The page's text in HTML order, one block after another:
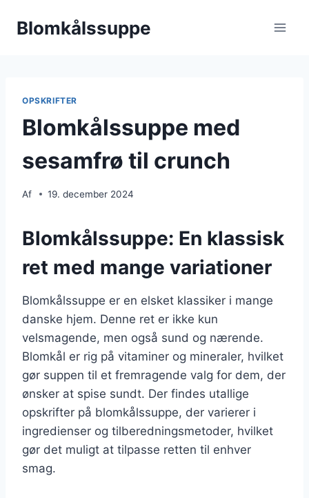
Blomkålssuppe
OPSKRIFTER
Blomkålssuppe med
sesamfrø til crunch
Af 19. december 2024
Blomkålssuppe: En klassisk
ret med mange variationer
Blomkålssuppe er en elsket klassiker i mange
danske hjem. Denne ret er ikke kun
velsmagende, men også sund og nærende.
Blomkål er rig på vitaminer og mineraler, hvilket
gør suppen til et fremragende valg for dem, der
ønsker at spise sundt. Der findes utallige
opskrifter på blomkålssuppe, der varierer i
ingredienser og tilberedningsmetoder, hvilket
gør det muligt at tilpasse retten til enhver
smag.